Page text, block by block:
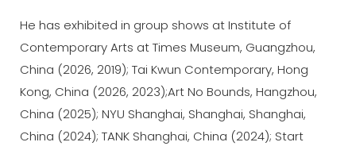
He has exhibited in group shows at Institute of
Contemporary Arts at Times Museum, Guangzhou,
China (2026, 2019); Tai Kwun Contemporary, Hong
Kong, China (2026, 2023);Art No Bounds, Hangzhou,
China (2025); NYU Shanghai, Shanghai, Shanghai,
China (2024); TANK Shanghai, China (2024); Start